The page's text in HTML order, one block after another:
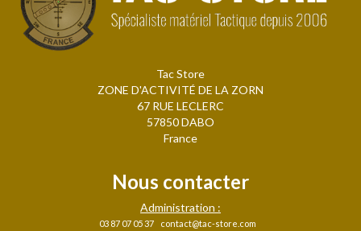
Tac Store
ZONE D'ACTIVITÉ DE LA ZORN
67 RUE LECLERC
57850 DABO
France
Nous contacter
Administration :
03 87 07 05 37 contact@tac-store.com